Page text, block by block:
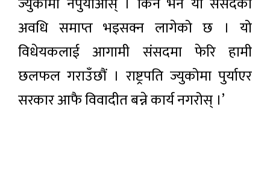
अवधि समाप्त भइसक्न लागेको छ । यो
विधेयकलाई आगामी संसदमा फेरि हामी
छलफल गराउँछौं । राष्ट्रपति ज्युकोमा पुर्याएर
सरकार आफै विवादीत बन्ने कार्य नगरोस् ।’